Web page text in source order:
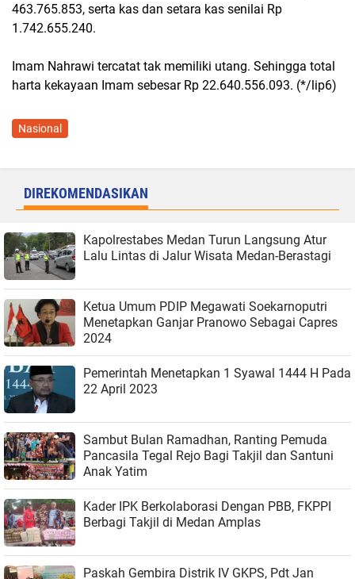
463.765.853, serta kas dan setara kas senilai Rp
1.742.655.240.
Imam Nahrawi tercatat tak memiliki utang. Sehingga total
harta kekayaan Imam sebesar Rp 22.640.556.093. (*/lip6)
Nasional
DIREKOMENDASIKAN
Kapolrestabes Medan Turun Langsung Atur
Lalu Lintas di Jalur Wisata Medan-Berastagi
Ketua Umum PDIP Megawati Soekarnoputri
Menetapkan Ganjar Pranowo Sebagai Capres
2024
Pemerintah Menetapkan 1 Syawal 1444 H Pada
22 April 2023
Sambut Bulan Ramadhan, Ranting Pemuda
Pancasila Tegal Rejo Bagi Takjil dan Santuni
Anak Yatim
Kader IPK Berkolaborasi Dengan PBB, FKPPI
Berbagi Takjil di Medan Amplas
Paskah Gembira Distrik IV GKPS, Pdt Jan